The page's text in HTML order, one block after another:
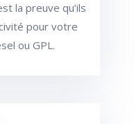
la preuve qu’ils
pour votre
ou GPL.